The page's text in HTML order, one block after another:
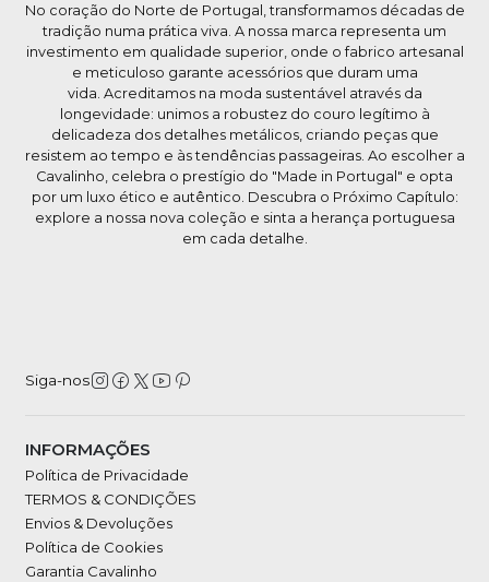
No coração do Norte de Portugal, transformamos décadas de
tradição numa prática viva. A nossa marca representa um
investimento em qualidade superior, onde o fabrico artesanal
e meticuloso garante acessórios que duram uma
vida. Acreditamos na moda sustentável através da
longevidade: unimos a robustez do couro legítimo à
delicadeza dos detalhes metálicos, criando peças que
resistem ao tempo e às tendências passageiras. Ao escolher a
Cavalinho, celebra o prestígio do "Made in Portugal" e opta
por um luxo ético e autêntico. Descubra o Próximo Capítulo:
explore a nossa nova coleção e sinta a herança portuguesa
em cada detalhe.
Siga-nos
INFORMAÇÕES
Política de Privacidade
TERMOS & CONDIÇÕES
Envios & Devoluções
Política de Cookies
Garantia Cavalinho